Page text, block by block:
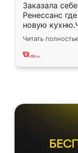
Заказала
Ренессанс
новую
вполне
два года,
Читать